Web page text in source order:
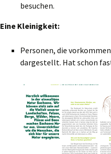
besuchen.
Eine Kleinigkeit:
Personen, die
dargestellt. Hat schon